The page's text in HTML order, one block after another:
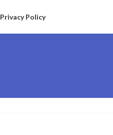
Privacy Policy